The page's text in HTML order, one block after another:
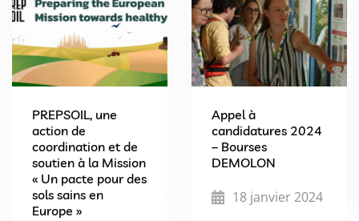
PREPSOIL, une
action de
coordination et de
soutien à la Mission
« Un pacte pour des
sols sains en
Europe »
Appel à
candidatures 2024
– Bourses
DEMOLON
18 janvier 2024